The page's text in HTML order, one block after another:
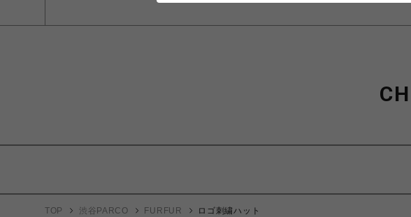
TOP 渋谷PARCO FURFUR ロゴ刺繍ハット